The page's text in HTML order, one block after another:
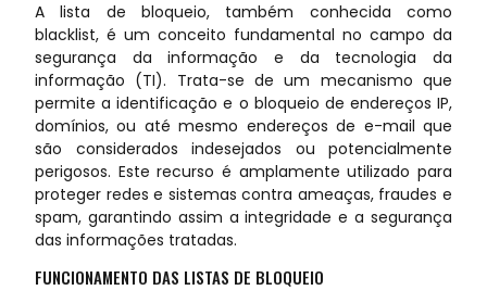
A lista de bloqueio, também conhecida como
blacklist, é um conceito fundamental no campo da
segurança da informação e da tecnologia da
informação (TI). Trata-se de um mecanismo que
permite a identificação e o bloqueio de endereços IP,
domínios, ou até mesmo endereços de e-mail que
são considerados indesejados ou potencialmente
perigosos. Este recurso é amplamente utilizado para
proteger redes e sistemas contra ameaças, fraudes e
spam, garantindo assim a integridade e a segurança
das informações tratadas.
FUNCIONAMENTO DAS LISTAS DE BLOQUEIO